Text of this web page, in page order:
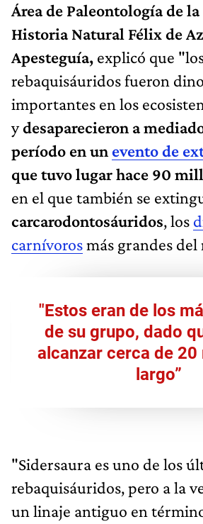
Área de Paleontología de
Historia Natural Félix de
Apesteguía, explicó que
rebaquisáuridos fueron
importantes en los
ydesaparecieron a
período en un evento de
que tuvo lugar hace 90
en el que también se
carcarodontosáuridos, los
carnívorosmás grandes
"Estos eran de los
de su grupo, dado
alcanzar cerca de
largo”
"Sidersaura es uno de los
rebaquisáuridos, pero a la
un linaje antiguo en